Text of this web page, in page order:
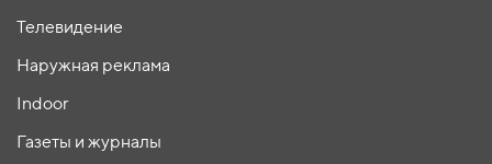
Телевидение
Наружная реклама
Indoor
Газеты и журналы